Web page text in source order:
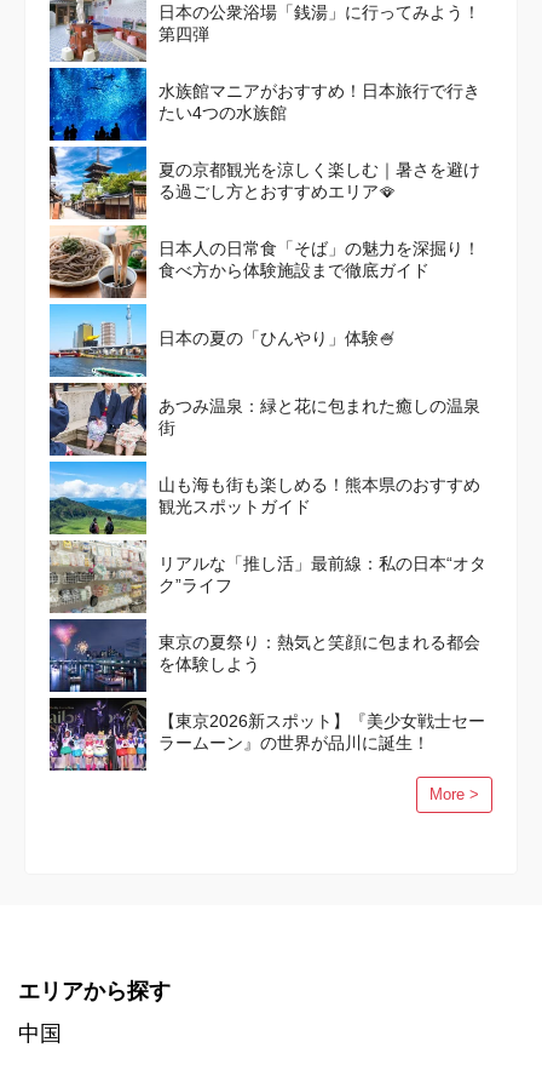
日本の公衆浴場「銭湯」に行ってみよう！
第四弾
水族館マニアがおすすめ！日本旅行で行き
たい4つの水族館
夏の京都観光を涼しく楽しむ｜暑さを避け
る過ごし方とおすすめエリア🪭
日本人の日常食「そば」の魅力を深掘り！
食べ方から体験施設まで徹底ガイド
日本の夏の「ひんやり」体験🍧
あつみ温泉：緑と花に包まれた癒しの温泉
街
山も海も街も楽しめる！熊本県のおすすめ
観光スポットガイド
リアルな「推し活」最前線：私の日本“オタ
ク”ライフ
東京の夏祭り：熱気と笑顔に包まれる都会
を体験しよう
【東京2026新スポット】『美少女戦士セー
ラームーン』の世界が品川に誕生！
More >
エリアから探す
中国